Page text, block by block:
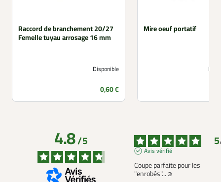
Raccord de branchement 20/27
Femelle tuyau arrosage 16 mm
Disponible
Prix
0,60 €
Mire oeuf portatif
Non
4.8/5 5
Avis vérifié
Coupe parfaite pour les
"enrobés"...☺️